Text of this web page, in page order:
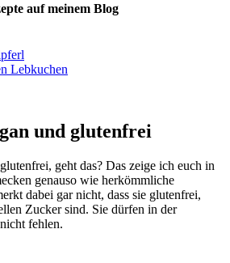
auf meinem Blog
Lebkuchen
und glutenfrei
geht das? Das zeige ich euch in
genauso wie herkömmliche
dabei gar nicht, dass sie glutenfrei,
Zucker sind. Sie dürfen in der
fehlen.